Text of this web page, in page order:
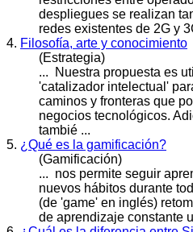
despliegues se realizan
redes existentes de 2G y
4. Filosofía, arte y conocimiento
(Estrategia)
... Nuestra propuesta es
'catalizador intelectual'
caminos y fronteras que
negocios tecnológicos.
tambié ...
5. ¿Qué es la gamificación?
(Gamificación)
... nos permite seguir
nuevos hábitos durante
(de 'game' en inglés)
de aprendizaje constante